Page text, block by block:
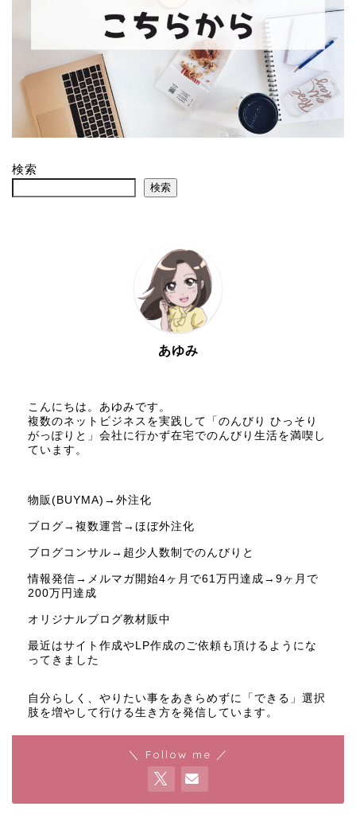
検索
検索
あゆみ
こんにちは。あゆみです。
複数のネットビジネスを実践して「のんびり ひっそり
がっぽりと」会社に行かず在宅でのんびり生活を満喫し
ています。
物販(BUYMA)→外注化
ブログ→複数運営→ほぼ外注化
ブログコンサル→超少人数制でのんびりと
情報発信→メルマガ開始4ヶ月で61万円達成→9ヶ月で
200万円達成
オリジナルブログ教材販中
最近はサイト作成やLP作成のご依頼も頂けるようにな
ってきました
自分らしく、やりたい事をあきらめずに「できる」選択
肢を増やして行ける生き方を発信しています。
＼ Follow me ／